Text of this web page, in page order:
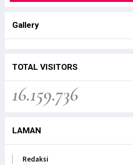
Gallery
TOTAL VISITORS
16.159.736
LAMAN
Redaksi